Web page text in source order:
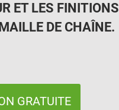
ET LES FINITIONS
DE CHAÎNE.
GRATUITE